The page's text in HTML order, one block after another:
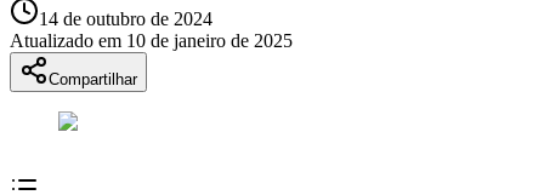
14 de outubro de 2024
Atualizado em 10 de janeiro de 2025
Compartilhar